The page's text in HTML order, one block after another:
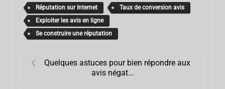
Réputation sur Internet
Taux de conversion avis
Exploiter les avis en ligne
Se construire une réputation
Quelques astuces pour bien répondre aux
avis négat...